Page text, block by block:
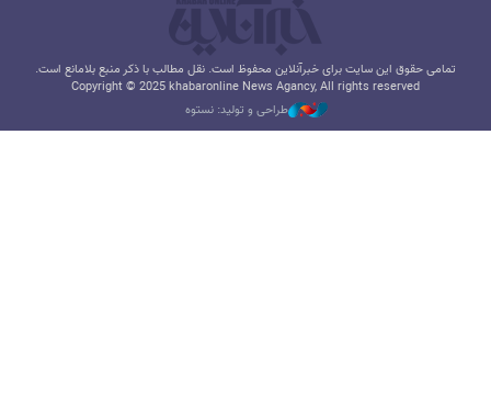
تمامی حقوق این سایت برای خبرآنلاین محفوظ است. نقل مطالب با ذکر منبع بلامانع است.
Copyright © 2025 khabaronline News Agancy, All rights reserved
طراحی و تولید: نستوه